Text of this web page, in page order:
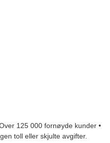
125 000 fornøyde kunder •
toll eller skjulte avgifter.